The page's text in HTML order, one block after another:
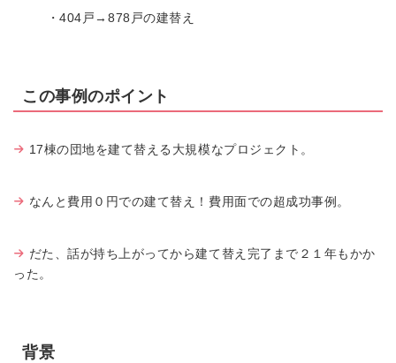
・404戸→878戸の建替え
この事例のポイント
17棟の団地を建て替える大規模なプロジェクト。
なんと費用０円での建て替え！費用面での超成功事例。
だた、話が持ち上がってから建て替え完了まで２１年もかか
った。
背景